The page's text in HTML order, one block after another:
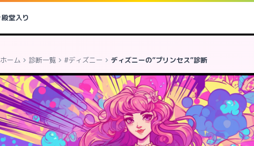
殿堂入り
ホーム 診断一覧 #ディズニー ディズニーの”プリンセス”診断